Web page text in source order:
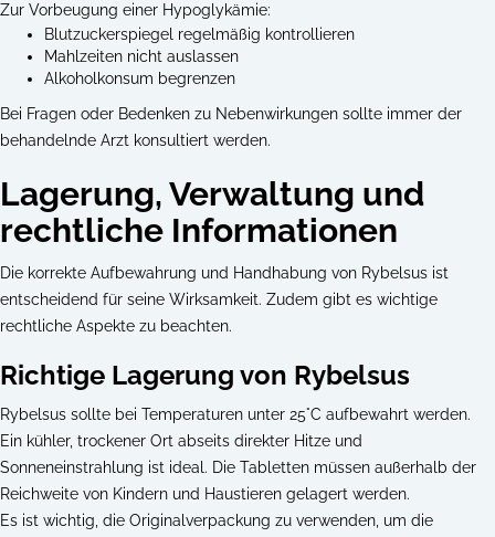
Zur Vorbeugung einer Hypoglykämie:
Blutzuckerspiegel regelmäßig kontrollieren
Mahlzeiten nicht auslassen
Alkoholkonsum begrenzen
Bei Fragen oder Bedenken zu Nebenwirkungen sollte immer der
behandelnde Arzt konsultiert werden.
Lagerung, Verwaltung und
rechtliche Informationen
Die korrekte Aufbewahrung und Handhabung von Rybelsus ist
entscheidend für seine Wirksamkeit. Zudem gibt es wichtige
rechtliche Aspekte zu beachten.
Richtige Lagerung von Rybelsus
Rybelsus sollte bei Temperaturen unter 25°C aufbewahrt werden.
Ein kühler, trockener Ort abseits direkter Hitze und
Sonneneinstrahlung ist ideal. Die Tabletten müssen außerhalb der
Reichweite von Kindern und Haustieren gelagert werden.
Es ist wichtig, die Originalverpackung zu verwenden, um die